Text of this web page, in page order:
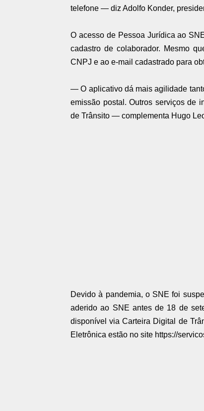
telefone — diz Adolfo Konder,
O acesso de Pessoa Jurídica ao
cadastro de colaborador. Mesmo
CNPJ e ao e-mail cadastrado para
— O aplicativo dá mais agilidade
emissão postal. Outros serviços de
de Trânsito — complementa Hugo
Devido à pandemia, o SNE foi
aderido ao SNE antes de 18 de
disponível via Carteira Digital de
Eletrônica estão no site https://